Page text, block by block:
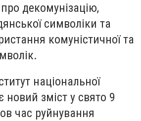
декомунізацію,
символіки та
комуністичної та
національної
новий зміст у свято 9
час руйнування